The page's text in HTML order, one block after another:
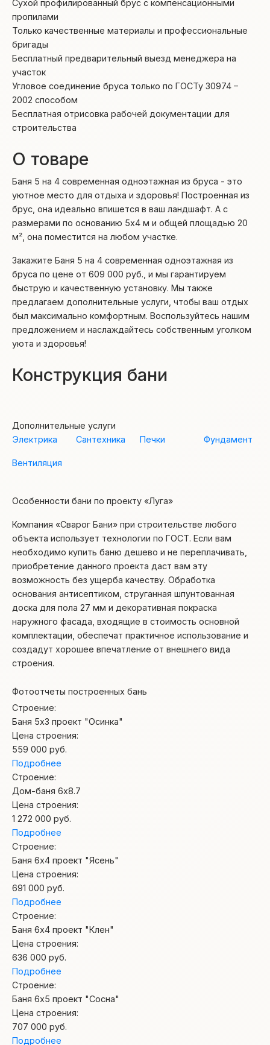
Сухой профилированный брус с компенсационными
пропилами
Только качественные материалы и профессиональные
бригады
Бесплатный предварительный выезд менеджера на
участок
Угловое соединение бруса только по ГОСТу 30974 –
2002 способом
Бесплатная отрисовка рабочей документации для
строительства
О товаре
Баня 5 на 4 современная одноэтажная из бруса - это
уютное место для отдыха и здоровья! Построенная из
брус, она идеально впишется в ваш ландшафт. А с
размерами по основанию 5х4 м и общей площадью 20
м², она поместится на любом участке.
Закажите Баня 5 на 4 современная одноэтажная из
бруса по цене от 609 000 руб., и мы гарантируем
быструю и качественную установку. Мы также
предлагаем дополнительные услуги, чтобы ваш отдых
был максимально комфортным. Воспользуйтесь нашим
предложением и наслаждайтесь собственным уголком
уюта и здоровья!
Конструкция бани
Дополнительные услуги
Электрика
Сантехника Печки Фундамент
Вентиляция
Особенности бани по проекту «Луга»
Компания «Сварог Бани» при строительстве любого
объекта использует технологии по ГОСТ. Если вам
необходимо купить баню дешево и не переплачивать,
приобретение данного проекта даст вам эту
возможность без ущерба качеству. Обработка
основания антисептиком, струганная шпунтованная
доска для пола 27 мм и декоративная покраска
наружного фасада, входящие в стоимость основной
комплектации, обеспечат практичное использование и
создадут хорошее впечатление от внешнего вида
строения.
Фотоотчеты построенных бань
Строение:
Баня 5х3 проект "Осинка"
Цена строения:
559 000 руб.
Подробнее
Строение:
Дом-баня 6х8.7
Цена строения:
1 272 000 руб.
Подробнее
Строение:
Баня 6х4 проект "Яcень"
Цена строения:
691 000 руб.
Подробнее
Строение:
Баня 6х4 проект "Клен"
Цена строения:
636 000 руб.
Подробнее
Строение:
Баня 6х5 проект "Сосна"
Цена строения:
707 000 руб.
Подробнее